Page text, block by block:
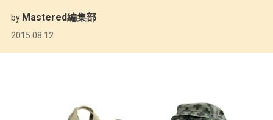
by Mastered編集部
2015.08.12